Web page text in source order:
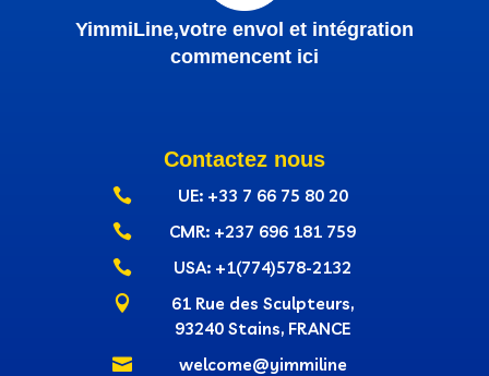
YimmiLine,votre envol et intégration
commencent ici
Contactez nous
 UE: +33 7 66 75 80 20
 CMR: +237‭ 696 181 759
 USA: +1(774)578-2132

61 Rue des Sculpteurs,
93240 Stains, FRANCE
 welcome@yimmiline